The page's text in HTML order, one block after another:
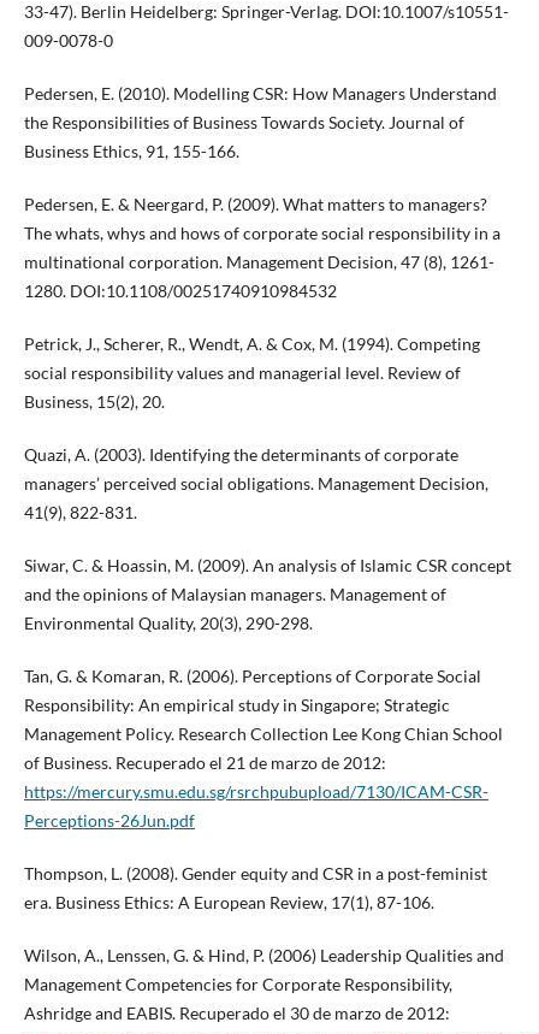
33-47). Berlin Heidelberg: Springer-Verlag. DOI:10.1007/s10551-
009-0078-0
Pedersen, E. (2010). Modelling CSR: How Managers Understand
the Responsibilities of Business Towards Society. Journal of
Business Ethics, 91, 155-166.
Pedersen, E. & Neergard, P. (2009). What matters to managers?
The whats, whys and hows of corporate social responsibility in a
multinational corporation. Management Decision, 47 (8), 1261-
1280. DOI:10.1108/00251740910984532
Petrick, J., Scherer, R., Wendt, A. & Cox, M. (1994). Competing
social responsibility values and managerial level. Review of
Business, 15(2), 20.
Quazi, A. (2003). Identifying the determinants of corporate
managers’ perceived social obligations. Management Decision,
41(9), 822-831.
Siwar, C. & Hoassin, M. (2009). An analysis of Islamic CSR concept
and the opinions of Malaysian managers. Management of
Environmental Quality, 20(3), 290-298.
Tan, G. & Komaran, R. (2006). Perceptions of Corporate Social
Responsibility: An empirical study in Singapore; Strategic
Management Policy. Research Collection Lee Kong Chian School
of Business. Recuperado el 21 de marzo de 2012:
https://mercury.smu.edu.sg/rsrchpubupload/7130/ICAM-CSR-
Perceptions-26Jun.pdf
Thompson, L. (2008). Gender equity and CSR in a post-feminist
era. Business Ethics: A European Review, 17(1), 87-106.
Wilson, A., Lenssen, G. & Hind, P. (2006) Leadership Qualities and
Management Competencies for Corporate Responsibility,
Ashridge and EABIS. Recuperado el 30 de marzo de 2012: